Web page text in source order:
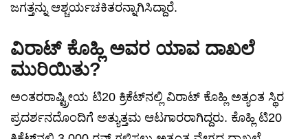
ಜಗತ್ತನ್ನು ಆಶ್ಚರ್ಯಚಕಿತರನ್ನಾಗಿಸಿದ್ದಾರೆ.
ವಿರಾಟ್ ಕೊಹ್ಲಿ ಅವರ ಯಾವ ದಾಖಲೆ
ಮುರಿಯಿತು?
ಅಂತರರಾಷ್ಟ್ರೀಯ ಟಿ20 ಕ್ರಿಕೆಟ್‌ನಲ್ಲಿ ವಿರಾಟ್ ಕೊಹ್ಲಿ ಅತ್ಯಂತ ಸ್ಥಿರ
ಪ್ರದರ್ಶನದೊಂದಿಗೆ ಅತ್ಯುತ್ತಮ ಆಟಗಾರರಾಗಿದ್ದರು. ಕೊಹ್ಲಿ ಟಿ20